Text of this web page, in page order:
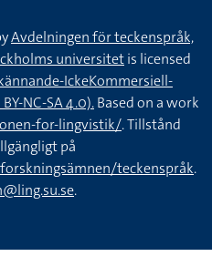
Avdelningen för teckenspråk,
universitetis licensed
IckeKommersiell-
NC-SA 4.0).Based on a work
for-lingvistik/. Tillstånd
på
teckenspråk.
.